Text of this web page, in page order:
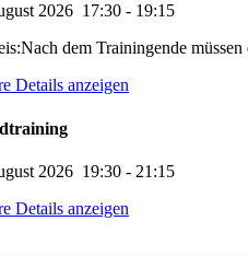
2026 17:30 - 19:15
dem Trainingende
Details anzeigen
2026 19:30 - 21:15
Details anzeigen